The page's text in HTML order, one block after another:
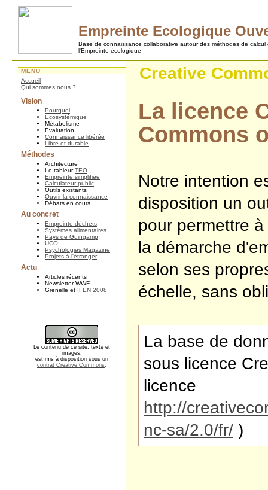
Empreinte Ecologique
Base de connaissance collaborative autour des méthodes de calcul
l'Empreinte écologique
MENU
Accueil
Qui sommes nous ?
Vision
Pourquoi
Ecosystémique
Métabolisme
Evaluation
Connaissance libérée
Libre et durable
Méthodes
Architecture
Le tableurTEO
Empreinte simplifiee
Calculateur public
Outils existants
Ouvrir la connaissance
Débats en cours
Au concret
Empreinte déchets
Systèmes alimentaires
Pays de Guingamp
UCO
Psychologies Magazine
Projets à l'étranger
Actu
Articles récents
Newsletter WWF
Grenelle et IFEN 2008
Le contenu de ce site, texte et
images,
est mis à disposition sous un
contrat Creative Commons.
Creative
La licence
Commons
Notre intention
disposition un
pour permettre
la démarche
selon ses
échelle, sans
La base de
sous licence
licence
http://
nc-sa/2.0/fr/ )